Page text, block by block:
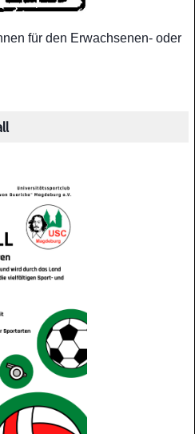
für den Erwachsenen- oder